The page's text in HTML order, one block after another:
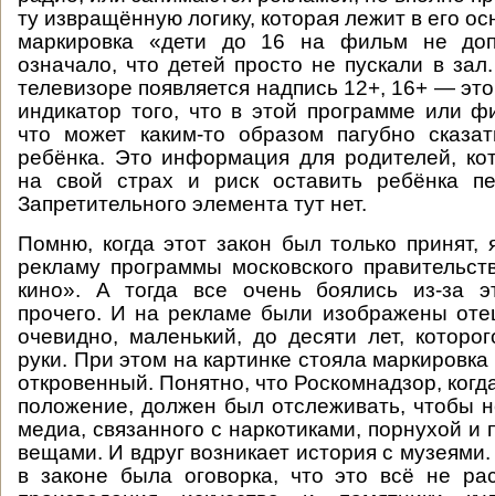
ту извращённую логику, которая лежит в его
маркировка «дети до 16 на фильм не
означало, что детей просто не пускали в
телевизоре появляется надпись 12+, 16+ —
индикатор того, что в этой программе или
что может каким-то образом пагубно
ребёнка. Это информация для родителей,
на свой страх и риск оставить ребёнка
Запретительного элемента тут нет.
Помню, когда этот закон был только принят,
рекламу программы московского
кино». А тогда все очень боялись из-за
прочего. И на рекламе были изображены
очевидно, маленький, до десяти лет,
руки. При этом на картинке стояла
откровенный. Понятно, что Роскомнадзор,
положение, должен был отслеживать, чтобы
медиа, связанного с наркотиками, порнухой
вещами. И вдруг возникает история с
в законе была оговорка, что это всё не